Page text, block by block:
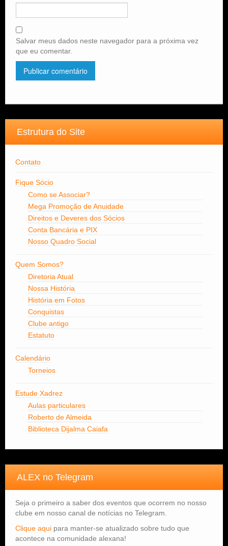
Salvar meus dados neste navegador para a próxima vez
que eu comentar.
Estrutura do Site
Contato
Fique Sócio
Como se Associar?
Mega Promoção de Anuidade
Direitos e Deveres dos Sócios
Conta Bancária e PIX
Nosso Quadro Social
Quem Somos?
Diretoria Atual
Nossa História
História em Fotos
Conquistas
Clube antigo
Estatuto
Calendário
Torneios
Estude Xadrez
Aulas particulares
Roberto de Almeida
Biblioteca Dijalma Caiafa
ALEX no Telegram
Seja o primeiro a saber dos eventos que ocorrem no nosso
clube em nosso canal de notícias no Telegram.
Clique aqui para manter-se atualizado sobre tudo que
acontece na comunidade alexana!